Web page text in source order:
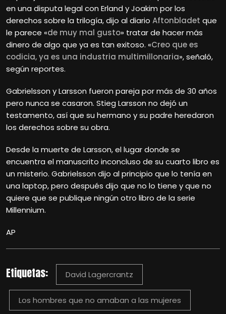
en una disputa legal con Erland y Joakim por los
derechos sobre la trilogía, dijo al diario Aftonbladet que
le parece «de muy mal gusto» tratar de hacer más
dinero de algo que ya es tan exitoso. «Creo que es
codicia, ya es una industria multimillonaria», señaló,
según reportes.
Gabrielsson y Larsson fueron pareja por más de 30 años
pero nunca se casaron. Stieg Larsson no dejó un
testamento, así que su hermano y su padre heredaron
los derechos sobre su obra.
Desde la muerte de Larsson, el lugar donde se
encuentra el manuscrito inconcluso de su cuarto libro es
un misterio. Gabrielsson dijo al principio que lo tenía en
una laptop, pero después dijo que no lo tiene y que no
quiere que se publique ningún otro libro de la serie
Millennium.
AP
Etiquetas: David Lagercrantz
Los hombres que no amaban a las mujeres